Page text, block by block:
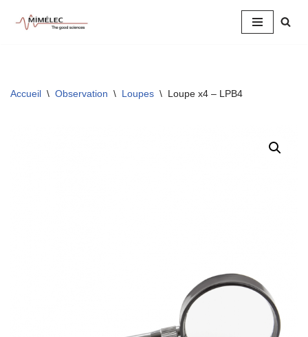
Accueil \ Observation \ Loupes \ Loupe x4 – LPB4